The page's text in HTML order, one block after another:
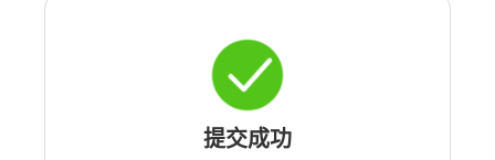
提交成功